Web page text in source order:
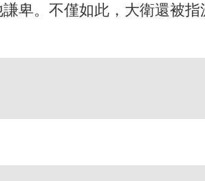
卑。不僅如此，大衛還被